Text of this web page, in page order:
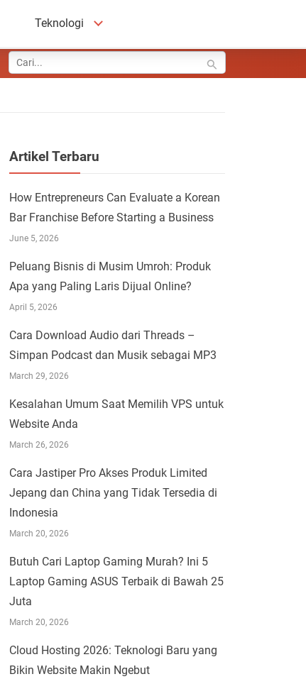
Teknologi
Artikel Terbaru
How Entrepreneurs Can Evaluate a Korean
Bar Franchise Before Starting a Business
June 5, 2026
Peluang Bisnis di Musim Umroh: Produk
Apa yang Paling Laris Dijual Online?
April 5, 2026
Cara Download Audio dari Threads –
Simpan Podcast dan Musik sebagai MP3
March 29, 2026
Kesalahan Umum Saat Memilih VPS untuk
Website Anda
March 26, 2026
Cara Jastiper Pro Akses Produk Limited
Jepang dan China yang Tidak Tersedia di
Indonesia
March 20, 2026
Butuh Cari Laptop Gaming Murah? Ini 5
Laptop Gaming ASUS Terbaik di Bawah 25
Juta
March 20, 2026
Cloud Hosting 2026: Teknologi Baru yang
Bikin Website Makin Ngebut